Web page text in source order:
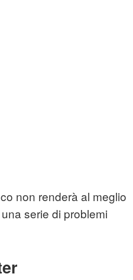
non renderà al meglio
serie di problemi